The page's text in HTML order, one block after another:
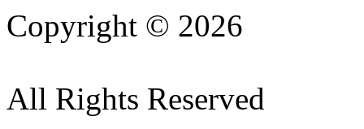
Copyright © 2026
All Rights Reserved